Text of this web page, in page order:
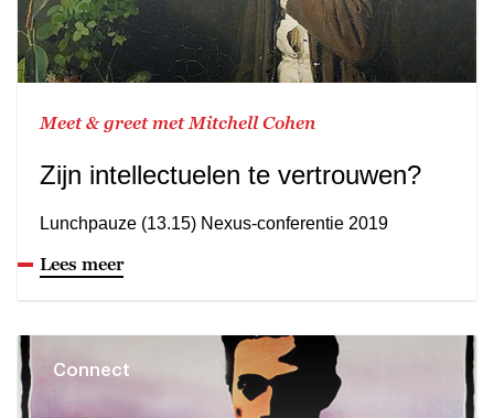
Meet & greet met Mitchell Cohen
Zijn intellectuelen te vertrouwen?
Lunchpauze (13.15) Nexus-conferentie 2019
Lees meer
Connect